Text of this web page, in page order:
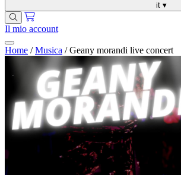
it ▾
Il mio account
Home / Musica / Geany morandi live concert